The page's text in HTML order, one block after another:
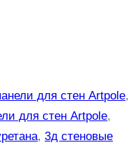
для стен Artpole
для стен Artpole
, 3д стеновые